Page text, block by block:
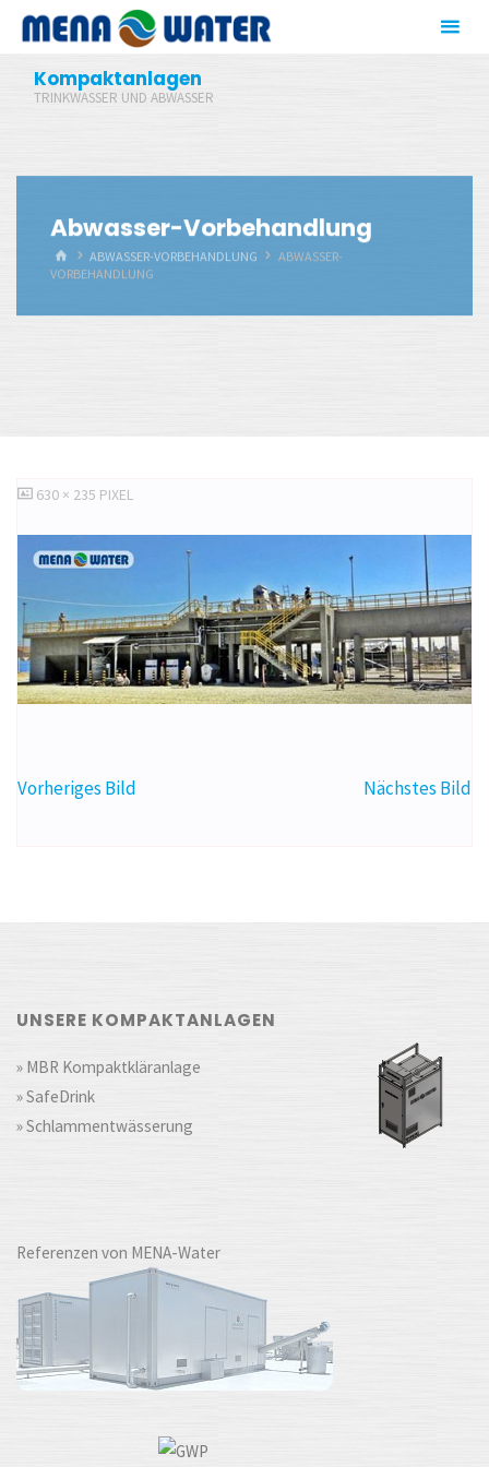
Zum
Inhalt
springenKompaktanlagen
TRINKWASSER UND ABWASSER
Abwasser-Vorbehandlung
START
ABWASSER-VORBEHANDLUNG
ABWASSER-
VORBEHANDLUNG
ORIGINALGRÖSSE
630 × 235 PIXEL
Vorheriges Bild Nächstes Bild
UNSERE KOMPAKTANLAGEN
» MBR Kompaktkläranlage
» SafeDrink
» Schlammentwässerung
Referenzen von MENA-Water